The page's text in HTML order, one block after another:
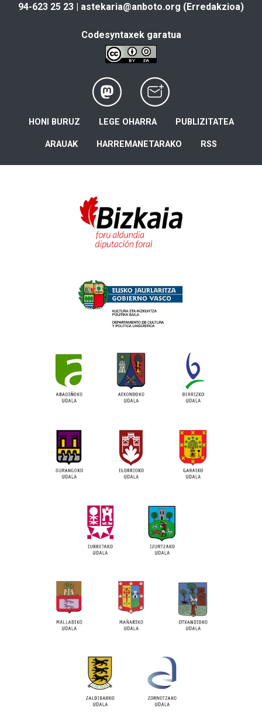
94-623 25 23 | astekaria@anboto.org (Erredakzioa)
Codesyntaxek garatua
HONI BURUZ LEGE OHARRA PUBLIZITATEA
ARAUAK HARREMANETARAKO RSS